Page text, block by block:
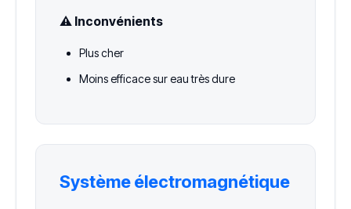
⚠️ Inconvénients
Plus cher
Moins efficace sur eau très dure
Système électromagnétique